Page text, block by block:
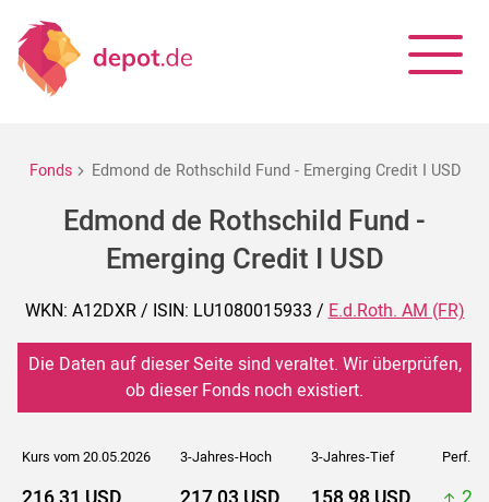
Fonds Edmond de Rothschild Fund - Emerging Credit I USD
Edmond de Rothschild Fund -
Emerging Credit I USD
WKN: A12DXR / ISIN: LU1080015933 /E.d.Roth. AM (FR)
Die Daten auf dieser Seite sind veraltet. Wir überprüfen,
ob dieser Fonds noch existiert.
Kurs vom 20.05.2026 3-Jahres-Hoch 3-Jahres-Tief Perf. 5J